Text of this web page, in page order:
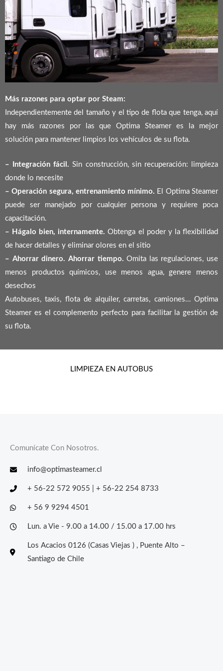
Más razones para optar por Steam:
Independientemente del tamaño y el tipo de flota que tenga, aquí
hay más razones por las que Optima Steamer es la mejor
solución para mantener limpios los vehículos de su flota.
– Integración fácil.Sin construcción, sin recuperación: limpieza
donde lo necesite
– Operación segura, entrenamiento mínimo. El Optima Steamer
puede ser manejado por cualquier persona y requiere poca
capacitación.
– Hágalo bien, internamente.Obtenga el poder y la flexibilidad
de hacer detalles y eliminar olores en el sitio
– Ahorrar dinero. Ahorrar tiempo.Omita las regulaciones, use
menos productos químicos, use menos agua, genere menos
desechos
Autobuses, taxis, flota de alquiler, carretas, camiones… Optima
Steamer es el complemento perfecto para facilitar la gestión de
su flota.
LIMPIEZA EN AUTOBUS
Comunícate Con Nosotros.
info@optimasteamer.cl
+ 56-22 572 9055 | + 56-22 254 8733
+ 56 9 9294 4501
Lun. a Vie - 9.00 a 14.00 / 15.00 a 17.00 hrs
Los Acacios 0126 (Casas Viejas ) , Puente Alto –
Santiago de Chile